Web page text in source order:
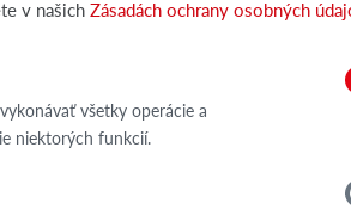
štýl. Prevedenie v
charakter, ktorý
po škridly
častejšie sa stáva
v našichZásadách ochrany osobných
všetky operácie a
niektorých funkcií.